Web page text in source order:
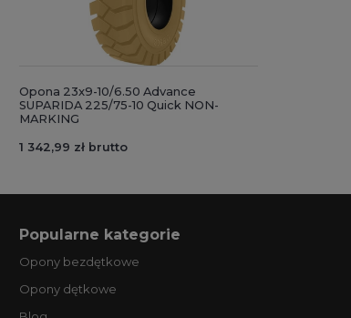
Opona 23x9-10/6.50 Advance
SUPARIDA 225/75-10 Quick NON-
MARKING
1 342,99 zł brutto
Popularne kategorie
Opony bezdętkowe
Opony dętkowe